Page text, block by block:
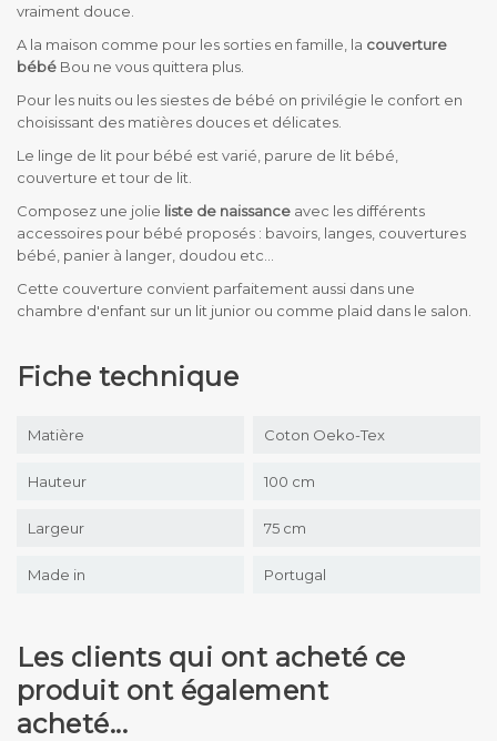
vraiment douce.
A la maison comme pour les sorties en famille, la couverture
bébé Bou ne vous quittera plus.
Pour les nuits ou les siestes de bébé on privilégie le confort en
choisissant des matières douces et délicates.
Le linge de lit pour bébé est varié, parure de lit bébé,
couverture et tour de lit.
Composez une jolie liste de naissance avec les différents
accessoires pour bébé proposés : bavoirs, langes, couvertures
bébé, panier à langer, doudou etc...
Cette couverture convient parfaitement aussi dans une
chambre d'enfant sur un lit junior ou comme plaid dans le salon.
Fiche technique
Matière Coton Oeko-Tex
Hauteur 100 cm
Largeur 75 cm
Made in Portugal
Les clients qui ont acheté ce
produit ont également
acheté...